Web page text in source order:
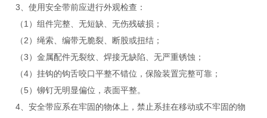
3、使用安全带前应进行外观检查：
（1）组件完整、无短缺、无伤残破损；
（2）绳索、编带无脆裂、断股或扭结；
（3）金属配件无裂纹、焊接无缺陷、无严重锈蚀；
（4）挂钩的钩舌咬口平整不错位，保险装置完整可靠；
（5）铆钉无明显偏位，表面平整。
4、安全带应系在牢固的物体上，禁止系挂在移动或不牢固的物